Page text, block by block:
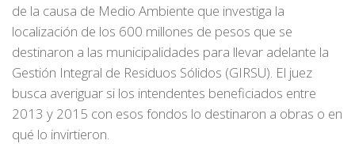
de la causa de Medio Ambiente que investiga la
localización de los 600 millones de pesos que se
destinaron a las municipalidades para llevar adelante la
Gestión Integral de Residuos Sólidos (GIRSU). El juez
busca averiguar si los intendentes beneficiados entre
2013 y 2015 con esos fondos lo destinaron a obras o en
qué lo invirtieron.